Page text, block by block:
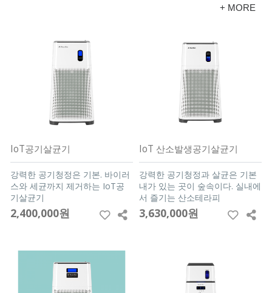
+ MORE
IoT공기살균기
강력한 공기청정은 기본. 바이러
스와 세균까지 제거하는 IoT공
기살균기
2,400,000원
IoT 산소발생공기살균기
강력한 공기청정과 살균은 기본
내가 있는 곳이 숲속이다. 실내에
서 즐기는 산소테라피
3,630,000원